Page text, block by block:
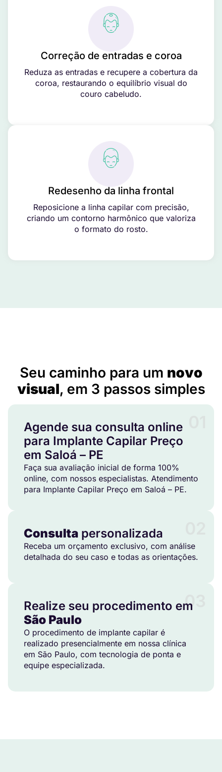
Correção de entradas e coroa
Reduza as entradas e recupere a cobertura da
coroa, restaurando o equilíbrio visual do
couro cabeludo.
Redesenho da linha frontal
Reposicione a linha capilar com precisão,
criando um contorno harmônico que valoriza
o formato do rosto.
Seu caminho para um novo
visual, em 3 passos simples
Agende sua consulta online
para Implante Capilar Preço
em Saloá – PE
Faça sua avaliação inicial de forma 100%
online, com nossos especialistas. Atendimento
para Implante Capilar Preço em Saloá – PE.
Consulta personalizada
Receba um orçamento exclusivo, com análise
detalhada do seu caso e todas as orientações.
03
Realize seu procedimento em
São Paulo
O procedimento de implante capilar é
realizado presencialmente em nossa clínica
em São Paulo, com tecnologia de ponta e
equipe especializada.